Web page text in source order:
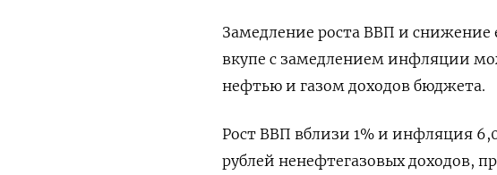
Замедление роста ВВП и снижение
вкупе с замедлением инфляции
нефтью и газом доходов бюджета.
Рост ВВП вблизи 1% и инфляция
рублей ненефтегазовых доходов,